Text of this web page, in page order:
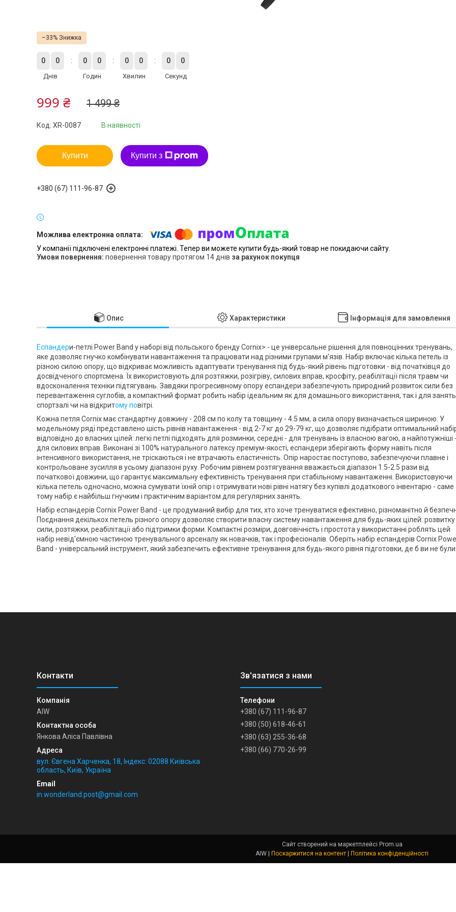
–33%
0 0
Днів
0 0
Годин
0 0
Хвилин
0 0
Секунд
1 499 ₴
999 ₴
В наявності
Код: XR-0087
Купити Купити з
+380 (67) 111-96-87
У компанії підключені електронні платежі. Тепер ви можете купити будь-який товар не покидаючи сайту.
повернення товару протягом 14 днів за рахунок покупця
Опис Характеристики Інформація для замовлення
Еспандери-петлі Power Band у наборі від польського брендуCornix> - це універсальне рішення для повноцінних тренувань,
яке дозволяє гнучко комбінувати навантаження та працювати над різними групами м'язів. Набір включає кілька петель із
різною силою опору, що відкриває можливість адаптувати тренування під будь-який рівень підготовки - від початківця до
досвідченого спортсмена. Їх використовують для розтяжки, розігріву, силових вправ, кросфіту, реабілітації після травм чи
вдосконалення техніки підтягувань. Завдяки прогресивному опору еспандери забезпечують природний розвиток сили без
перевантаження суглобів, а компактний формат робить набір ідеальним як для домашнього використання, так і для
спортзалі чи на відкритому повітрі.
Кожна петля Cornixмає стандартну довжину - 208 см по колу та товщину - 4.5 мм, а сила опору визначається шириною. У
модельному ряді представлено шість рівнів навантаження - від 2-7 кг до 29-79 кг, що дозволяє підібрати оптимальний
відповідно до власних цілей: легкі петлі підходять для розминки, середні - для тренувань із власною вагою, а найпотужніші -
для силових вправ. Виконані зі 100% натурального латексу преміум-якості, еспандери зберігають форму навіть після
інтенсивного використання, не тріскаються і не втрачають еластичність. Опір наростає поступово, забезпечуючи плавне і
контрольоване зусилля в усьому діапазоні руху. Робочим рівнем розтягування вважається діапазон 1.5-2.5 рази від
початкової довжини, що гарантує максимальну ефективність тренування при стабільному навантаженні. Використовуючи
кілька петель одночасно, можна сумувати їхній опір і отримувати нові рівні натягу без купівлі додаткового інвентарю - саме
тому набір є найбільш гнучким і практичним варіантом для регулярних занять.
Набір еспандерів CornixPower Band - це продуманий вибір для тих, хто хоче тренуватися ефективно, різноманітно й
Поєднання декількох петель різного опору дозволяє створити власну систему навантаження для будь-яких цілей: розвитку
сили, розтяжки, реабілітації або підтримки форми. Компактні розміри, довговічність і простота у використанні роблять цей
набір невід'ємною частиною тренувального арсеналу як новачків, так і професіоналів. Оберіть набір еспандерів Cornix
Band - універсальний інструмент, який забезпечить ефективне тренування для будь-якого рівня підготовки, де б ви не були.
AIW
Янкова Аліса Павлівна
вул. Євгена Харченка, 18, Індекс: 02088 Київська
область, Київ, Україна
in.wonderland.post@gmail.com
+380 (67) 111-96-87
+380 (50) 618-46-61
+380 (63) 255-36-68
+380 (66) 770-26-99
Сайт створений на маркетплейсі Prom.ua
AIW | Поскаржитися на контент | Політика конфіденційності